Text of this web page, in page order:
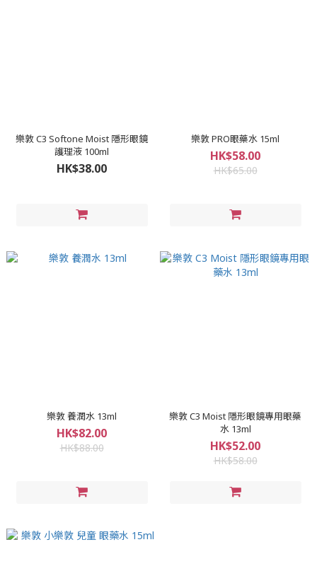
樂敦 C3 Softone Moist 隱形眼鏡
護理液 100ml
HK$38.00
樂敦 PRO眼藥水 15ml
HK$58.00
HK$65.00
樂敦 養潤水 13ml
HK$82.00
HK$88.00
樂敦 C3 Moist 隱形眼鏡專用眼藥
水 13ml
HK$52.00
HK$58.00